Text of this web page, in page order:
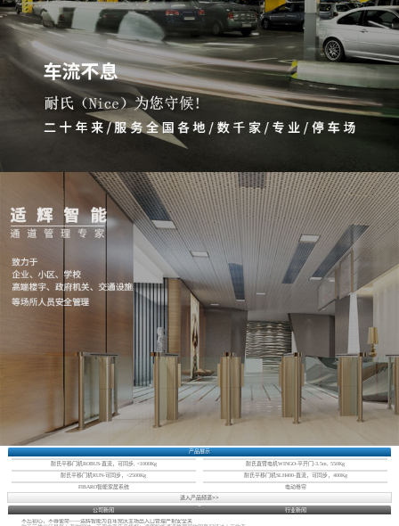
产品展示
耐氏平移门机ROBUS-直流，可同步, <1000Kg 耐氏直臂电机WINGO-平开门-3.5m, 550Kg
耐氏平移门机RUN-可同步，<2500Kg 耐氏平移门机SLH400-直流，可同步，400Kg
FIBARO智能家居系统
电动卷帘
进入产品频道>>
公司新闻
行业新闻
不忘初心，不辱使命——适辉智能为百年党庆主场出入口管理严把安全关